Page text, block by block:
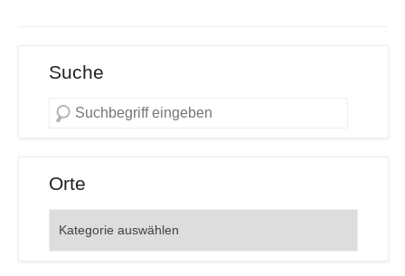
Suche
Orte